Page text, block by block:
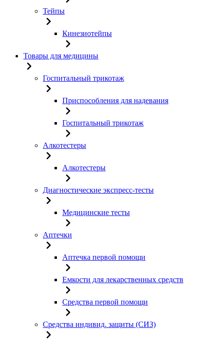
Тейпы
Кинезиотейпы
Товары для медицины
Госпитальный трикотаж
Приспособления для надевания
Госпитальный трикотаж
Алкотестеры
Алкотестеры
Диагностические экспресс-тесты
Медицинские тесты
Аптечки
Аптечка первой помощи
Емкости для лекарственных средств
Средства первой помощи
Средства индивид. защиты (СИЗ)